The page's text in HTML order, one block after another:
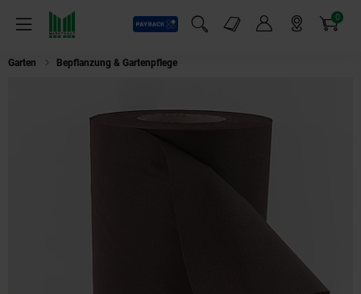
Menü
Payback
Suchfeld einblenden
Markt-Angebote 0
Artikel
Garten Bepflanzung & Gartenpflege